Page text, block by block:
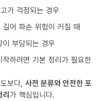
가 걱정되는 경우
어 파손 위험이 커질 때
부담되는 경우
하려면 기본 정리가 필요한
보다, 사전 분류와 안전한 포
리가 핵심입니다.